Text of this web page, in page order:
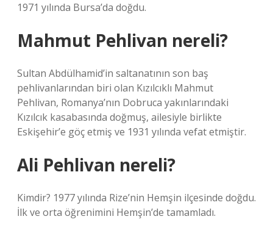
1971 yılında Bursa’da doğdu.
Mahmut Pehlivan nereli?
Sultan Abdülhamid’in saltanatının son baş
pehlivanlarından biri olan Kızılcıklı Mahmut
Pehlivan, Romanya’nın Dobruca yakınlarındaki
Kızılcık kasabasında doğmuş, ailesiyle birlikte
Eskişehir’e göç etmiş ve 1931 yılında vefat etmiştir.
Ali Pehlivan nereli?
Kimdir? 1977 yılında Rize’nin Hemşin ilçesinde doğdu.
İlk ve orta öğrenimini Hemşin’de tamamladı.